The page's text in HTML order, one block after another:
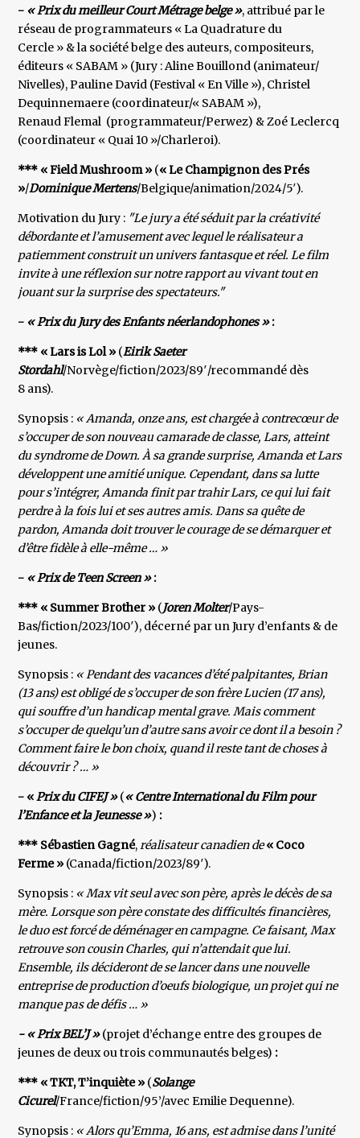
- « Prix du meilleur Court Métrage belge », attribué par le
réseau de programmateurs « La Quadrature du
Cercle » & la société belge des auteurs, compositeurs,
éditeurs « SABAM » (Jury : Aline Bouillond (animateur/
Nivelles), Pauline David (Festival « En Ville »), Christel
Dequinnemaere (coordinateur/« SABAM »),
Renaud Flemal (programmateur/Perwez) & Zoé Leclercq
(coordinateur « Quai 10 »/Charleroi).
*** « Field Mushroom » (« Le Champignon des Prés
»/Dominique Mertens/Belgique/animation/2024/5′).
Motivation du Jury : "Le jury a été séduit par la créativité
débordante et l’amusement avec lequel le réalisateur a
patiemment construit un univers fantasque et réel. Le film
invite à une réflexion sur notre rapport au vivant tout en
jouant sur la surprise des spectateurs."
- « Prix du Jury des Enfants néerlandophones »:
*** « Lars is Lol » (Eirik Saeter
Stordahl/Norvège/fiction/2023/89′/recommandé dès
8 ans).
Synopsis : « Amanda, onze ans, est chargée à contrecœur de
s’occuper de son nouveau camarade de classe, Lars, atteint
du syndrome de Down. À sa grande surprise, Amanda et Lars
développent une amitié unique. Cependant, dans sa lutte
pour s’intégrer, Amanda finit par trahir Lars, ce qui lui fait
perdre à la fois lui et ses autres amis. Dans sa quête de
pardon, Amanda doit trouver le courage de se démarquer et
d’être fidèle à elle-même … »
- « Prix de Teen Screen »:
*** « Summer Brother » (Joren Molter/Pays-
Bas/fiction/2023/100′), décerné par un Jury d’enfants & de
jeunes.
Synopsis : « Pendant des vacances d’été palpitantes, Brian
(13 ans) est obligé de s’occuper de son frère Lucien (17 ans),
qui souffre d’un handicap mental grave. Mais comment
s’occuper de quelqu’un d’autre sans avoir ce dont il a besoin ?
Comment faire le bon choix, quand il reste tant de choses à
découvrir ? … »
- «Prix du CIFEJ »(« Centre International du Film pour
l’Enfance et la Jeunesse ») :
*** Sébastien Gagné,réalisateur canadien de« Coco
Ferme » (Canada/fiction/2023/89′).
Synopsis : « Max vit seul avec son père, après le décès de sa
mère. Lorsque son père constate des difficultés financières,
le duo est forcé de déménager en campagne. Ce faisant, Max
retrouve son cousin Charles, qui n’attendait que lui.
Ensemble, ils décideront de se lancer dans une nouvelle
entreprise de production d’oeufs biologique, un projet qui ne
manque pas de défis … »
- « Prix BEL’J »(projet d’échange entre des groupes de
jeunes de deux ou trois communautés belges) :
*** « TKT, T’inquiète » (Solange
Cicurel/France/fiction/95’/avec Emilie Dequenne).
Synopsis : « Alors qu’Emma, 16 ans, est admise dans l’unité